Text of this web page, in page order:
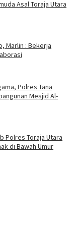
Asal Toraja Utara
Marlin : Bekerja
Polres Tana
Mesjid Al-
Polres Toraja Utara
di Bawah Umur